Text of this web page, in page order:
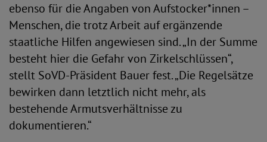
ebenso für die Angaben von Aufstocker*innen –
Menschen, die trotz Arbeit auf ergänzende
staatliche Hilfen angewiesen sind. „In der Summe
besteht hier die Gefahr von Zirkelschlüssen“,
stellt SoVD-Präsident Bauer fest. „Die Regelsätze
bewirken dann letztlich nicht mehr, als
bestehende Armutsverhältnisse zu
dokumentieren.“